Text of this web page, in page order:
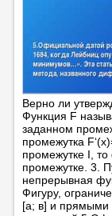
Верно ли
Функция F
заданном
промежутка
промежутке I,
промежутке. 3.
непрерывная
Фигуру,
[а; в] и прямыми